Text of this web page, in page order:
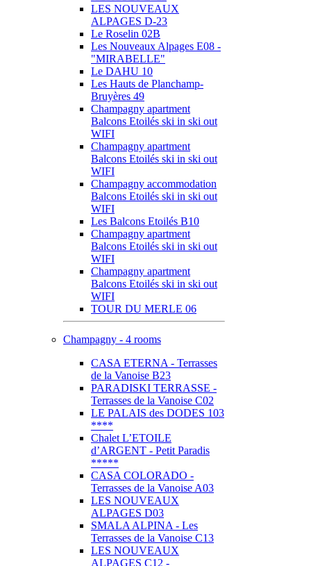
LES NOUVEAUX
ALPAGES D-23
Le Roselin 02B
Les Nouveaux Alpages E08 -
"MIRABELLE"
Le DAHU 10
Les Hauts de Planchamp-
Bruyères 49
Champagny apartment
Balcons Etoilés ski in ski out
WIFI
Champagny apartment
Balcons Etoilés ski in ski out
WIFI
Champagny accommodation
Balcons Etoilés ski in ski out
WIFI
Les Balcons Etoilés B10
Champagny apartment
Balcons Etoilés ski in ski out
WIFI
Champagny apartment
Balcons Etoilés ski in ski out
WIFI
TOUR DU MERLE 06
Champagny - 4 rooms
CASA ETERNA - Terrasses
de la Vanoise B23
PARADISKI TERRASSE -
Terrasses de la Vanoise C02
LE PALAIS des DODES 103
****
Chalet L’ETOILE
d’ARGENT - Petit Paradis
*****
CASA COLORADO -
Terrasses de la Vanoise A03
LES NOUVEAUX
ALPAGES D03
SMALA ALPINA - Les
Terrasses de la Vanoise C13
LES NOUVEAUX
ALPAGES C12 -